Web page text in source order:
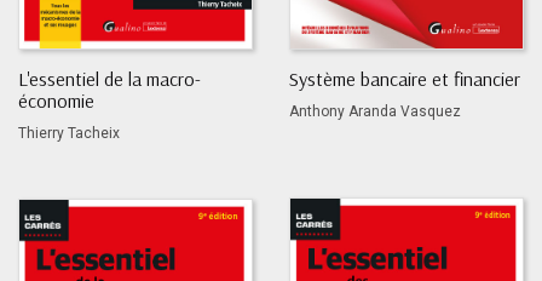
L'essentiel de la macro-
économie
Thierry Tacheix
Système bancaire et financier
Anthony Aranda Vasquez